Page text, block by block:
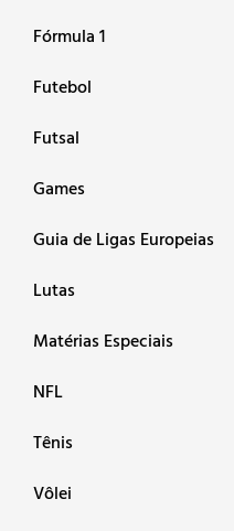
Fórmula 1
Futebol
Futsal
Games
Guia de Ligas Europeias
Lutas
Matérias Especiais
NFL
Tênis
Vôlei